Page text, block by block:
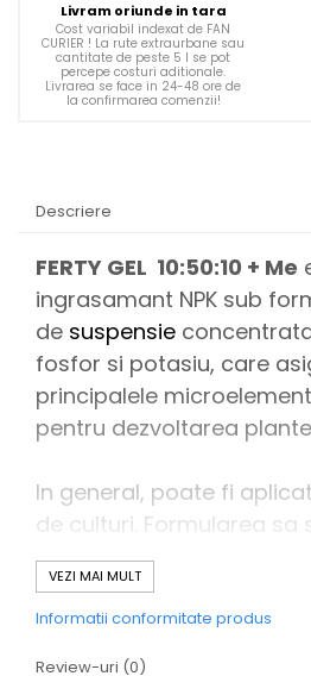
Livram oriunde in tara
Cost variabil indexat de FAN
CURIER ! La rute extraurbane sau
cantitate de peste 5 l se pot
percepe costuri aditionale.
Livrarea se face in 24-48 ore de
la confirmarea comenzii!
Descriere
FERTY GEL 10:50:10 + Me
ingrasamant NPK sub
de suspensie
fosfor si potasiu, care
principalele
pentru dezvoltarea
In general, poate fi
de culturi. Formularea sa
confera proprietati
imbunatatirea absorbtiei
atat foliar cat si radicular,
mult mai eficient
VEZI MAI MULT
Informatii conformitate produs
Review-uri (0)